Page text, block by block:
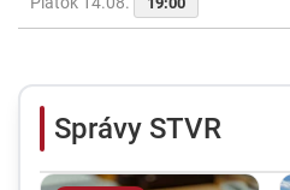
Správy STVR